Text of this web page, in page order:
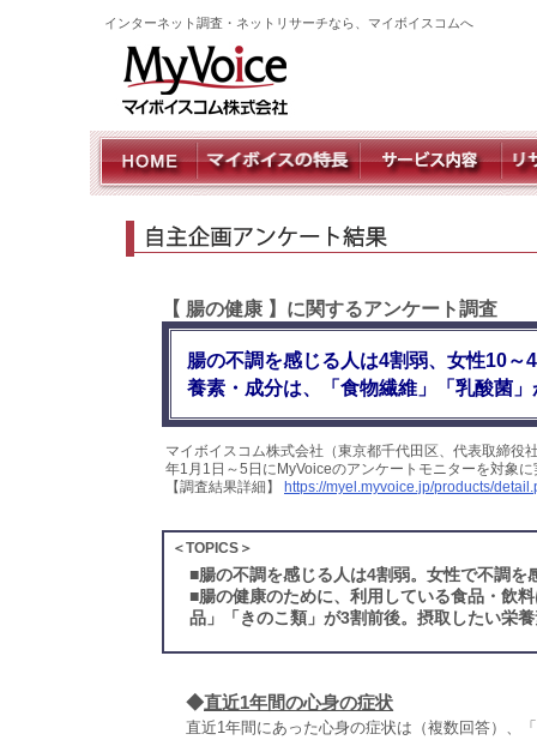
インターネット調査・ネットリサーチなら、マイボイスコムへ
【 腸の健康 】に関するアンケート調査
腸の不調を感じる人は4割弱、女性10
養素・成分は、「食物繊維」「乳酸菌
マイボイスコム株式会社（東京都千代田区、代表取締
年1月1日～5日にMyVoiceのアンケートモニターを対象
【調査結果詳細】
https://myel.myvoice.jp/products/
＜TOPICS＞
■腸の不調を感じる人は4割弱。女性で不調
■腸の健康のために、利用している食品・飲
品」「きのこ類」が3割前後。摂取したい栄
◆直近1年間の心身の症状
直近1年間にあった心身の症状は（複数回答）、